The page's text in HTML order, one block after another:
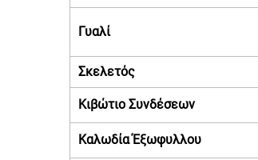
Γυαλί
Σκελετός
Κιβώτιο Συνδέσεων
Καλωδία Έξωφυλλου